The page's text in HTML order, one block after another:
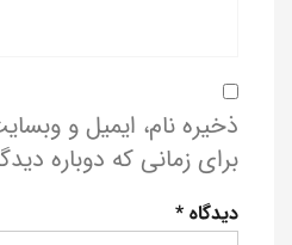
ذخیره نام، ایمیل و
برای زمانی که دوباره
دیدگاه*